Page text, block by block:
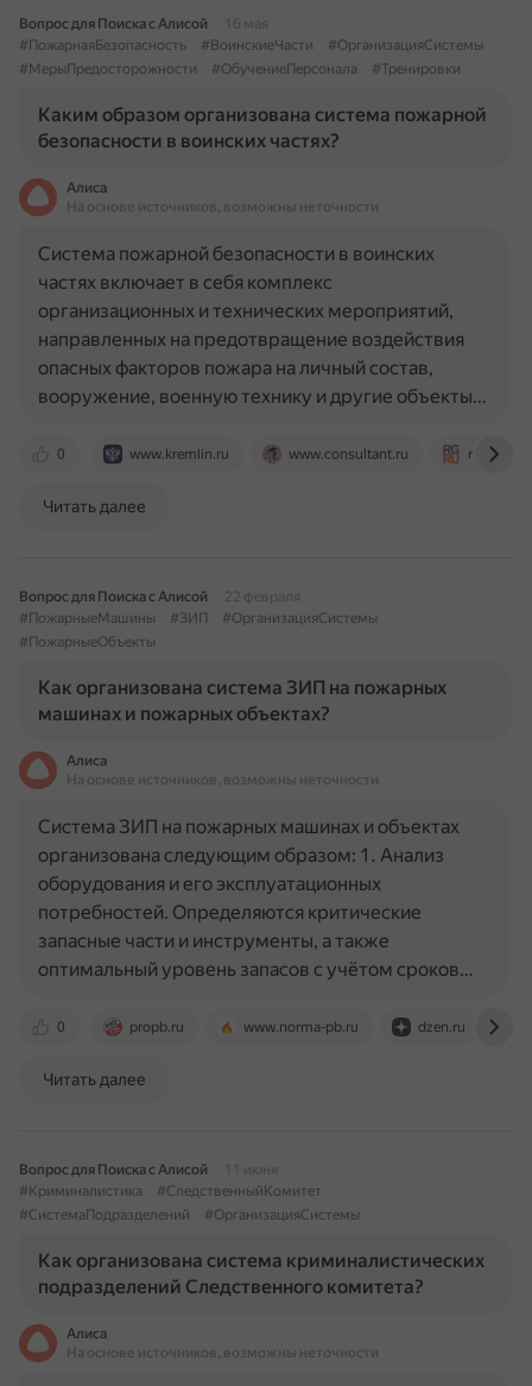
Вопрос для Поиска с Алисой
16 мая
#ПожарнаяБезопасность
#ВоинскиеЧасти
#ОрганизацияСистемы
#МерыПредосторожности
#ОбучениеПерсонала #Тренировки
Каким образом организована система пожарной
безопасности в воинских частях?
Алиса
На основе источников, возможны неточности
0 www.kremlin.ru www.consultant.ru rg.ru
Система пожарной безопасности в воинских
частях включает в себя комплекс
организационных и технических мероприятий,
направленных на предотвращение воздействия
опасных факторов пожара на личный состав,
вооружение, военную технику и другие объекты…
Читать далее
Вопрос для Поиска с Алисой
22 февраля
#ПожарныеМашины
#ЗИП
#ОрганизацияСистемы
#ПожарныеОбъекты
Как организована система ЗИП на пожарных
машинах и пожарных объектах?
Алиса
На основе источников, возможны неточности
0 propb.ru www.norma-pb.ru dzen.ru
Система ЗИП на пожарных машинах и объектах
организована следующим образом: 1. Анализ
оборудования и его эксплуатационных
потребностей. Определяются критические
запасные части и инструменты, а также
оптимальный уровень запасов с учётом сроков…
Читать далее
Вопрос для Поиска с Алисой
11 июня
#Криминалистика
#СледственныйКомитет
#СистемаПодразделений
#ОрганизацияСистемы
Как организована система криминалистических
подразделений Следственного комитета?
Алиса
На основе источников, возможны неточности